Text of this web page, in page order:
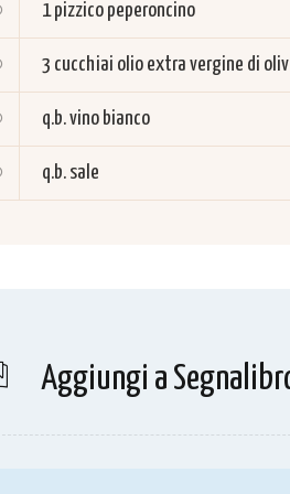
1 pizzico peperoncino
3 cucchiai olio extra vergine di
q.b.vino bianco
q.b. sale
Aggiungi a